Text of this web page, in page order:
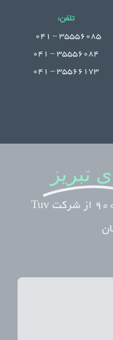
تلفن:
35556085 – 041
35556084 – 041
35566173 – 041
تبریز
دارای مجوز ایزو 2008-9001 از شرکت Tuv